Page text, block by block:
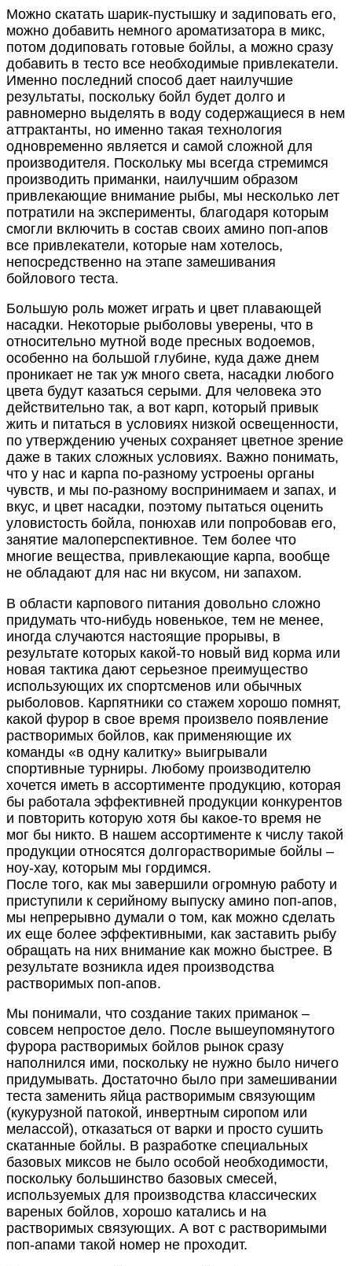
Можно скатать шарик-пустышку и задиповать его,
можно добавить немного ароматизатора в микс,
потом додиповать готовые бойлы, а можно сразу
добавить в тесто все необходимые привлекатели.
Именно последний способ дает наилучшие
результаты, поскольку бойл будет долго и
равномерно выделять в воду содержащиеся в нем
аттрактанты, но именно такая технология
одновременно является и самой сложной для
производителя. Поскольку мы всегда стремимся
производить приманки, наилучшим образом
привлекающие внимание рыбы, мы несколько лет
потратили на эксперименты, благодаря которым
смогли включить в состав своих амино поп-апов
все привлекатели, которые нам хотелось,
непосредственно на этапе замешивания
бойлового теста.
Большую роль может играть и цвет плавающей
насадки. Некоторые рыболовы уверены, что в
относительно мутной воде пресных водоемов,
особенно на большой глубине, куда даже днем
проникает не так уж много света, насадки любого
цвета будут казаться серыми. Для человека это
действительно так, а вот карп, который привык
жить и питаться в условиях низкой освещенности,
по утверждению ученых сохраняет цветное зрение
даже в таких сложных условиях. Важно понимать,
что у нас и карпа по-разному устроены органы
чувств, и мы по-разному воспринимаем и запах, и
вкус, и цвет насадки, поэтому пытаться оценить
уловистость бойла, понюхав или попробовав его,
занятие малоперспективное. Тем более что
многие вещества, привлекающие карпа, вообще
не обладают для нас ни вкусом, ни запахом.
В области карпового питания довольно сложно
придумать что-нибудь новенькое, тем не менее,
иногда случаются настоящие прорывы, в
результате которых какой-то новый вид корма или
новая тактика дают серьезное преимущество
использующих их спортсменов или обычных
рыболовов. Карпятники со стажем хорошо помнят,
какой фурор в свое время произвело появление
растворимых бойлов, как применяющие их
команды «в одну калитку» выигрывали
спортивные турниры. Любому производителю
хочется иметь в ассортименте продукцию, которая
бы работала эффективней продукции конкурентов
и повторить которую хотя бы какое-то время не
мог бы никто. В нашем ассортименте к числу такой
продукции относятся долгорастворимые бойлы –
ноу-хау, которым мы гордимся.
После того, как мы завершили огромную работу и
приступили к серийному выпуску амино поп-апов,
мы непрерывно думали о том, как можно сделать
их еще более эффективными, как заставить рыбу
обращать на них внимание как можно быстрее. В
результате возникла идея производства
растворимых поп-апов.
Мы понимали, что создание таких приманок –
совсем непростое дело. После вышеупомянутого
фурора растворимых бойлов рынок сразу
наполнился ими, поскольку не нужно было ничего
придумывать. Достаточно было при замешивании
теста заменить яйца растворимым связующим
(кукурузной патокой, инвертным сиропом или
мелассой), отказаться от варки и просто сушить
скатанные бойлы. В разработке специальных
базовых миксов не было особой необходимости,
поскольку большинство базовых смесей,
используемых для производства классических
вареных бойлов, хорошо катались и на
растворимых связующих. А вот с растворимыми
поп-апами такой номер не проходит.